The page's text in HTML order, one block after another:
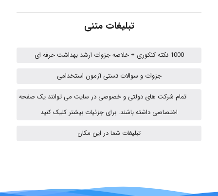
vali
تبلیغات متنی
1000 نکته کنکوری + خلاصه جزوات ارشد بهداشت حرفه ای
جزوات و سوالات تستی آزمون استخدامی
تمام شرکت های دولتی و خصوصی در سایت می توانند یک صفحه
اختصاصی داشته باشند. برای جزئیات بیشتر کلیک کنید
تبلیغات شما در این مکان